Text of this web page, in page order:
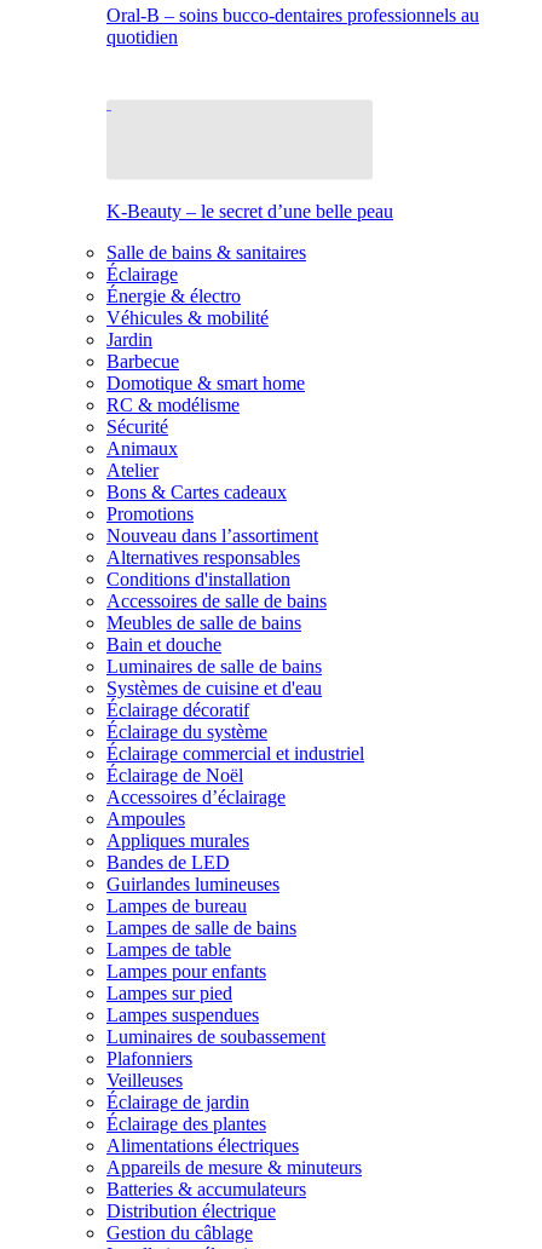
Oral-B – soins bucco-dentaires professionnels au
quotidien
K-Beauty – le secret d’une belle peau
Salle de bains & sanitaires
Éclairage
Énergie & électro
Véhicules & mobilité
Jardin
Barbecue
Domotique & smart home
RC & modélisme
Sécurité
Animaux
Atelier
Bons & Cartes cadeaux
Promotions
Nouveau dans l’assortiment
Alternatives responsables
Conditions d'installation
Accessoires de salle de bains
Meubles de salle de bains
Bain et douche
Luminaires de salle de bains
Systèmes de cuisine et d'eau
Éclairage décoratif
Éclairage du système
Éclairage commercial et industriel
Éclairage de Noël
Accessoires d’éclairage
Ampoules
Appliques murales
Bandes de LED
Guirlandes lumineuses
Lampes de bureau
Lampes de salle de bains
Lampes de table
Lampes pour enfants
Lampes sur pied
Lampes suspendues
Luminaires de soubassement
Plafonniers
Veilleuses
Éclairage de jardin
Éclairage des plantes
Alimentations électriques
Appareils de mesure & minuteurs
Batteries & accumulateurs
Distribution électrique
Gestion du câblage